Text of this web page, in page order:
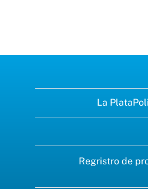
La Plata
Regristro de